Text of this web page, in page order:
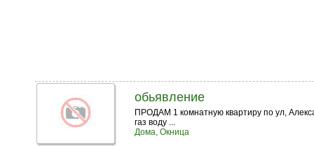
обьявление
ПРОДАМ 1 комнатную квартиру по ул,
газ воду ...
Дома, Окница